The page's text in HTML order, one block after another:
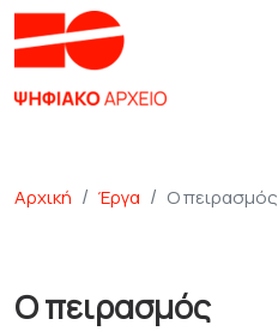
Αρχική Έργα Ο πειρασμός
Ο πειρασμός